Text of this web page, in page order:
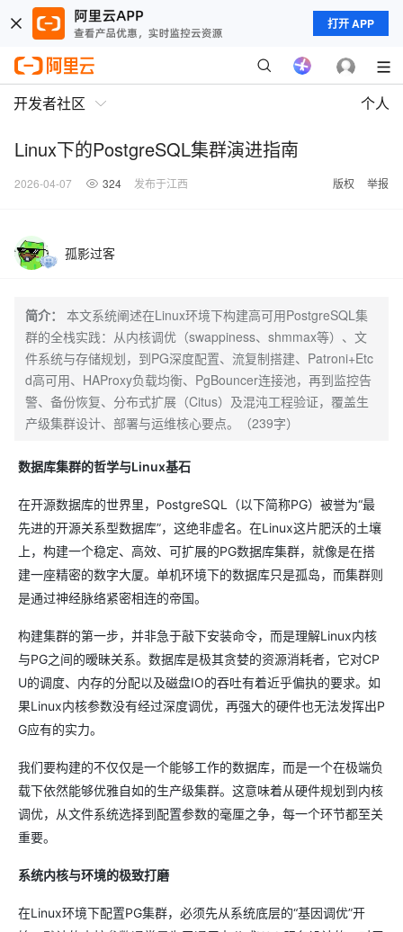
打开 APP
开发者社区 个人
Linux下的PostgreSQL集群演进指南
2026-04-07 324 发布于江西 版权 举报
孤影过客
简介：
本文系统阐述在Linux环境下构建高可用PostgreSQL集
群的全栈实践：从内核调优（swappiness、shmmax等）、文
件系统与存储规划，到PG深度配置、流复制搭建、Patroni+Etc
d高可用、HAProxy负载均衡、PgBouncer连接池，再到监控告
警、备份恢复、分布式扩展（Citus）及混沌工程验证，覆盖生
产级集群设计、部署与运维核心要点。（239字）
数据库集群的哲学与Linux基石
在开源数据库的世界里，PostgreSQL（以下简称PG）被誉为“最
先进的开源关系型数据库”，这绝非虚名。在Linux这片肥沃的土壤
上，构建一个稳定、高效、可扩展的PG数据库集群，就像是在搭
建一座精密的数字大厦。单机环境下的数据库只是孤岛，而集群则
是通过神经脉络紧密相连的帝国。
构建集群的第一步，并非急于敲下安装命令，而是理解Linux内核
与PG之间的暧昧关系。数据库是极其贪婪的资源消耗者，它对CP
U的调度、内存的分配以及磁盘IO的吞吐有着近乎偏执的要求。如
果Linux内核参数没有经过深度调优，再强大的硬件也无法发挥出P
G应有的实力。
我们要构建的不仅仅是一个能够工作的数据库，而是一个在极端负
载下依然能够优雅自如的生产级集群。这意味着从硬件规划到内核
调优，从文件系统选择到配置参数的毫厘之争，每一个环节都至关
重要。
系统内核与环境的极致打磨
在Linux环境下配置PG集群，必须先从系统底层的“基因调优”开